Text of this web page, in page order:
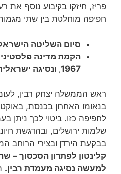
פריז, חיזקו בקיבוע נוסף את
חפיפה מוחלטת בין שתי
סיום השליטה
הקמת מדינה
1967, ונסיגה
ראש הממשלה יצחק רבין,
לחפיפה כזו. ביטוי לכך ניתן
שלמות ירושלים, ובהדגשת
בבקעת הירדן ובצירי הרוחב
למעשה נסיגה מעמדת רבין.